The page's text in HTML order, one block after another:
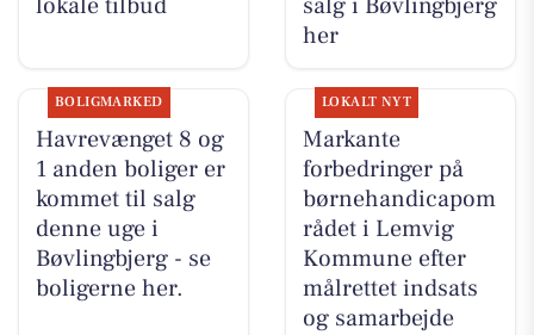
lokale tilbud
salg i Bøvlingbjerg
her
BOLIGMARKED
Havrevænget 8 og
1 anden boliger er
kommet til salg
denne uge i
Bøvlingbjerg - se
boligerne her.
LOKALT NYT
Markante
forbedringer på
børnehandicapom
rådet i Lemvig
Kommune efter
målrettet indsats
og samarbejde